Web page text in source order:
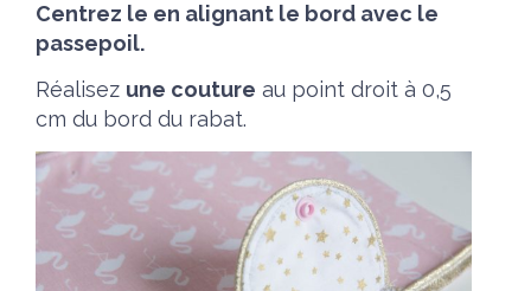
Centrez le en alignant le bord avec le
passepoil.
Réalisez une couture au point droit à 0,5
cm du bord du rabat.